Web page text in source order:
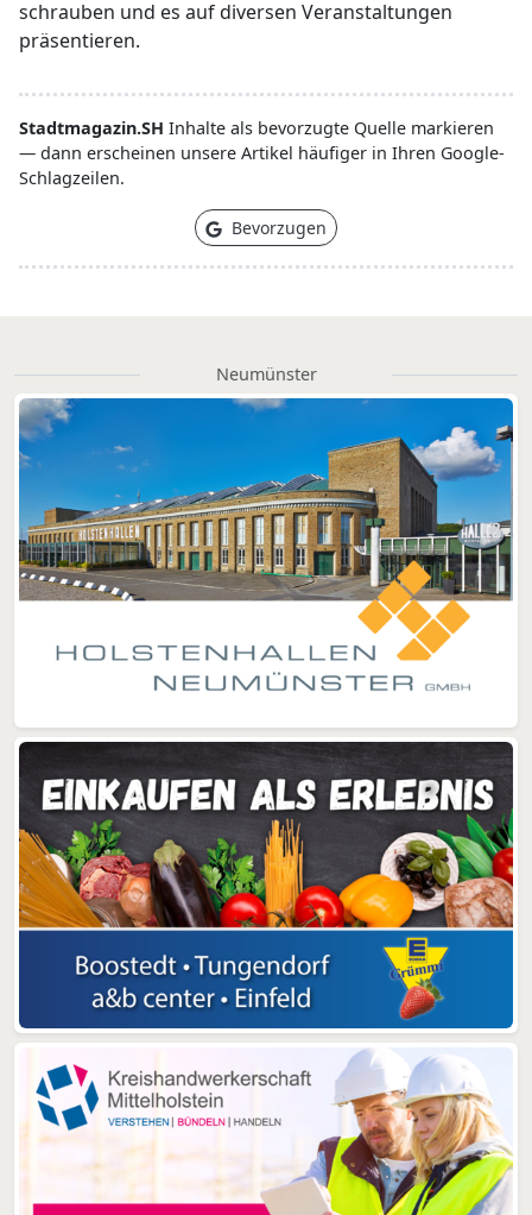
schrauben und es auf diversen Veranstaltungen
präsentieren.
Stadtmagazin.SH Inhalte als bevorzugte Quelle markieren
— dann erscheinen unsere Artikel häufiger in Ihren Google-
Schlagzeilen.
Bevorzugen
Neumünster